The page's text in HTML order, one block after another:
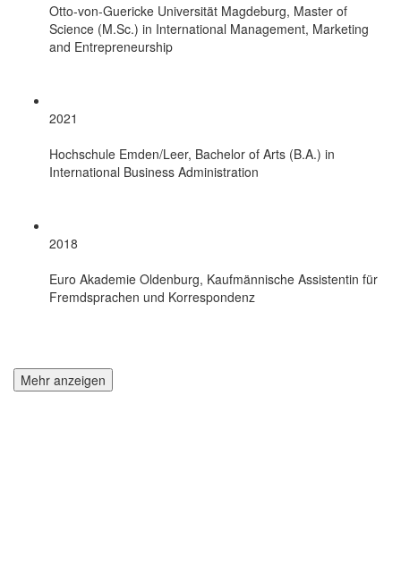
Otto-von-Guericke Universität Magdeburg, Master of
Science (M.Sc.) in International Management, Marketing
and Entrepreneurship
2021
Hochschule Emden/Leer, Bachelor of Arts (B.A.) in
International Business Administration
2018
Euro Akademie Oldenburg, Kaufmännische Assistentin für
Fremdsprachen und Korrespondenz
Mehr anzeigen